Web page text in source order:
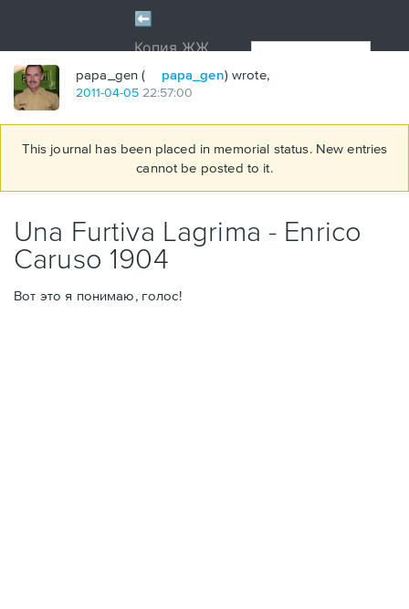
papa_gen ( papa_gen) wrote,
2011-04-05 22:57:00
This journal has been placed in memorial status. New entries
cannot be posted to it.
Una Furtiva Lagrima - Enrico
Caruso 1904
Вот это я понимаю, голос!